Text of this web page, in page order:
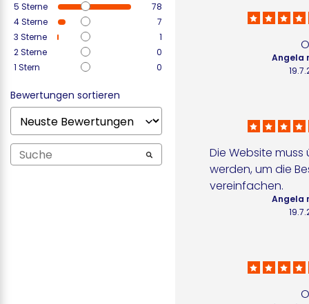
5 Sterne
78
4Sterne
7
3 Sterne
1
2Sterne
0
1 Stern 0
Bewertungen sortieren
Angela
Die Website
werden, um die
vereinfachen.
Angela